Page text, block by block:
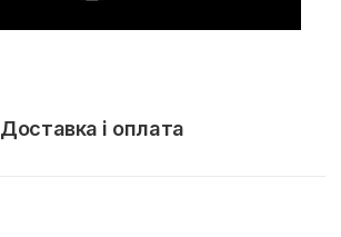
Доставка і оплата